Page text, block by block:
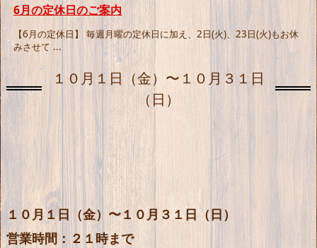
6月の定休日のご案内
【6月の定休日】 毎週月曜の定休日に加え、2日(火)、23日(火)もお休
みさせて ...
１０月１日（金）〜１０月３１日
（日）
１０月１日（金）〜１０月３１日（日）
営業時間：２１時まで